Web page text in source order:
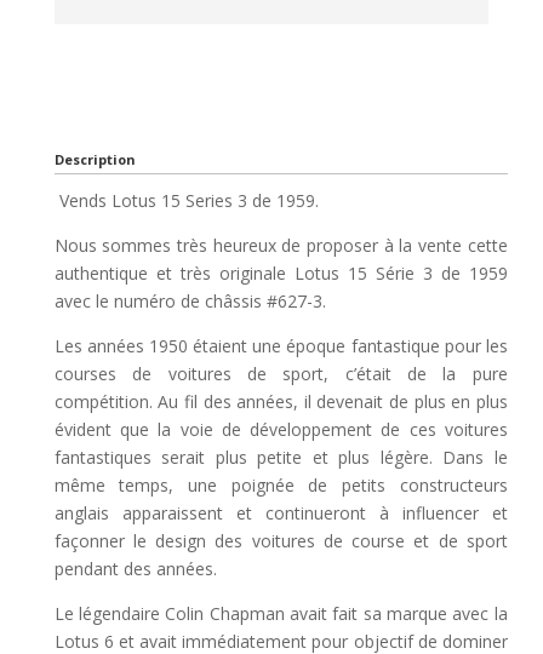
Description
Vends Lotus 15 Series 3 de 1959.
Nous sommes très heureux de proposer à la vente cette
authentique et très originale Lotus 15 Série 3 de 1959
avec le numéro de châssis #627-3.
Les années 1950 étaient une époque fantastique pour les
courses de voitures de sport, c’était de la pure
compétition. Au fil des années, il devenait de plus en plus
évident que la voie de développement de ces voitures
fantastiques serait plus petite et plus légère. Dans le
même temps, une poignée de petits constructeurs
anglais apparaissent et continueront à influencer et
façonner le design des voitures de course et de sport
pendant des années.
Le légendaire Colin Chapman avait fait sa marque avec la
Lotus 6 et avait immédiatement pour objectif de dominer